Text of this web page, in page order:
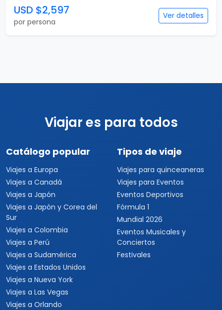
USD $2,597
por persona
Ver detalles
Viajar es para todos
Catálogo popular
Viajes a Europa
Viajes a Canadá
Viajes a Japón
Viajes a Japón y Corea del
Sur
Viajes a Colombia
Viajes a Perú
Viajes a Sudamérica
Viajes a Estados Unidos
Viajes a Nueva York
Viajes a Las Vegas
Viajes a Orlando
Tipos de viaje
Viajes para quinceaneras
Viajes para Eventos
Eventos Deportivos
Fórmula 1
Mundial 2026
Eventos Musicales y
Conciertos
Festivales